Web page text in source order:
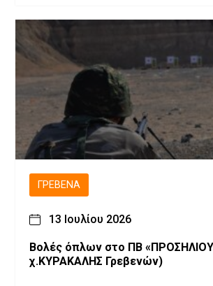
ΓΡΕΒΕΝΆ
13 Ιουλίου 2026
Βολές όπλων στο ΠΒ «ΠΡΟΣΗΛΙΟΥ» (Περιοχή
χ.ΚΥΡΑΚΑΛΗΣ Γρεβενών)